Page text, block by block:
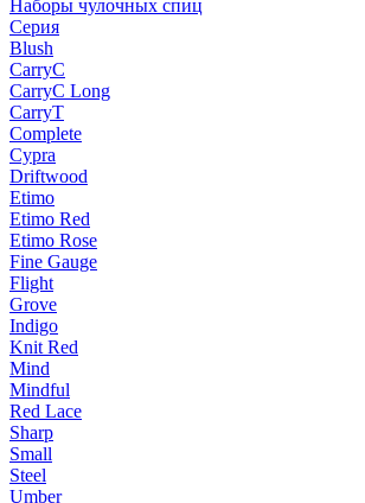
Наборы чулочных спиц
Серия
Blush
CarryC
CarryC Long
CarryT
Complete
Cypra
Driftwood
Etimo
Etimo Red
Etimo Rose
Fine Gauge
Flight
Grove
Indigo
Knit Red
Mind
Mindful
Red Lace
Sharp
Small
Steel
Umber